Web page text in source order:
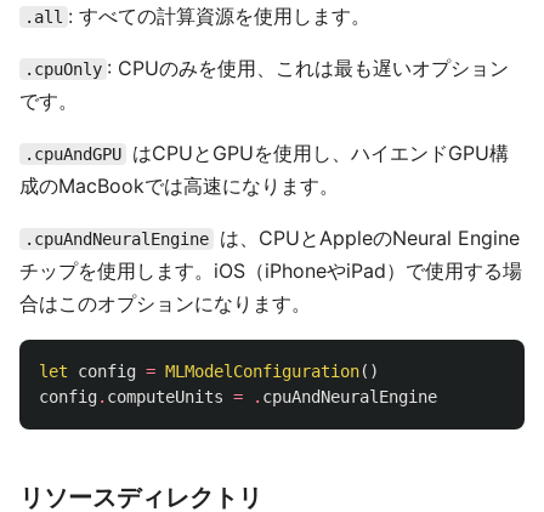
.all : すべての計算資源を使用します。
.cpuOnly : CPUのみを使用、これは最も遅いオプション
です。
.cpuAndGPU
はCPUとGPUを使用し、ハイエンドGPU構
成のMacBookでは高速になります。
.cpuAndNeuralEngine
は、CPUとAppleのNeural Engine
チップを使用します。iOS（iPhoneやiPad）で使用する場
合はこのオプションになります。
let config = MLModelConfiguration()
config. computeUnits = . cpuAndNeuralEngine
リソースディレクトリ